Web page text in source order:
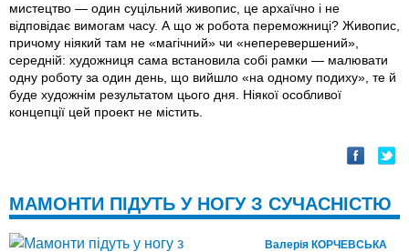
мистецтво — один суцільний живопис, це архаїчно і не
відповідає вимогам часу. А що ж робота переможниці? Живопис,
причому ніякий там не «магічний» чи «неперевершений»,
середній: художниця сама встановила собі рамки — малювати
одну роботу за один день, що вийшло «на одному подиху», те й
буде художнім результатом цього дня. Ніякої особливої
концепції цей проект не містить.
МАМОНТИ ПІДУТЬ У НОГУ З СУЧАСНІСТЮ
Валерія КОРЧЕВСЬКА